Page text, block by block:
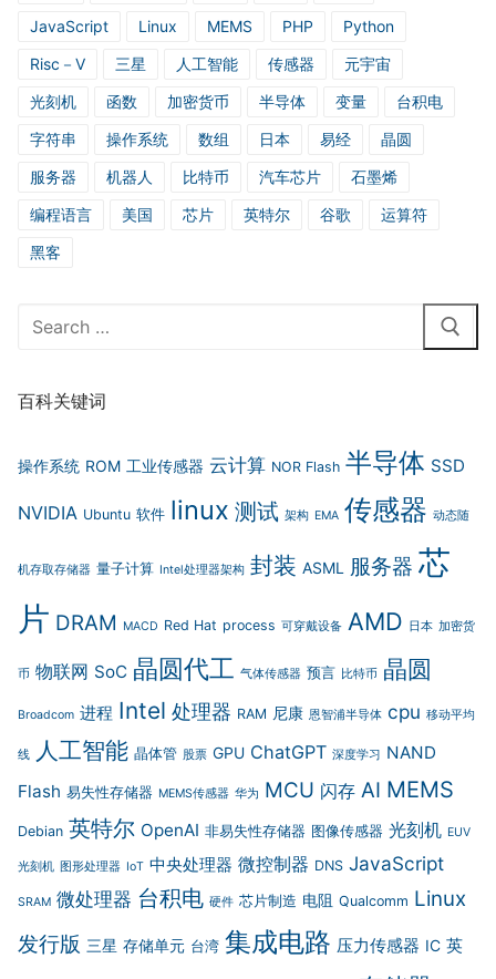
JavaScript
Linux MEMS PHP
Python
Risc－V
三星 人工智能 传感器
元宇宙
光刻机
函数 加密货币 半导体 变量
台积电
字符串
操作系统 数组 日本 易经
晶圆
服务器
机器人 比特币 汽车芯片
石墨烯
编程语言
美国 芯片 英特尔 谷歌
运算符
黑客
Search
百科关键词
操作系统 ROM 工业传感器 云计算 NOR Flash 半导体 SSD
NVIDIA Ubuntu 软件 linux 测试 架构 EMA 传感器 动态随
机存取存储器 量子计算 Intel处理器架构 封装 ASML 服务器 芯
片 DRAM MACD Red Hat process 可穿戴设备 AMD 日本 加密货
币 物联网 SoC 晶圆代工 气体传感器 预言 比特币 晶圆
Broadcom 进程 Intel 处理器 RAM 尼康 恩智浦半导体 cpu 移动平均
线 人工智能 晶体管 股票 GPU ChatGPT 深度学习 NAND
Flash 易失性存储器 MEMS传感器 华为 MCU 闪存 AI MEMS
Debian 英特尔 OpenAI 非易失性存储器 图像传感器 光刻机 EUV
光刻机 图形处理器 IoT 中央处理器 微控制器 DNS JavaScript
SRAM 微处理器 台积电 硬件 芯片制造 电阻 Qualcomm Linux
发行版 三星 存储单元 台湾 集成电路 压力传感器 IC 英